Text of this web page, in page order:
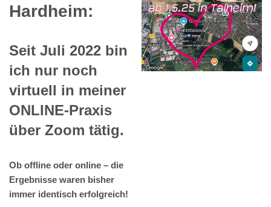
Hardheim:
Seit Juli 2022 bin
ich nur noch
virtuell in meiner
ONLINE-Praxis
über Zoom tätig.
Ob offline oder online – die
Ergebnisse waren bisher
immer identisch erfolgreich!